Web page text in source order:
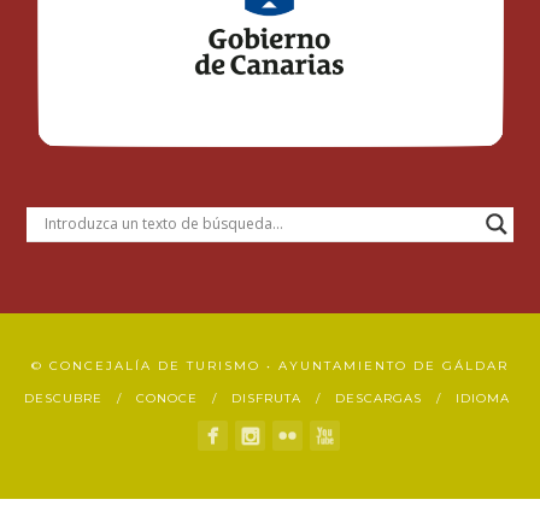
© CONCEJALÍA DE TURISMO • AYUNTAMIENTO DE GÁLDAR
DESCUBRE CONOCE DISFRUTA DESCARGAS IDIOMA